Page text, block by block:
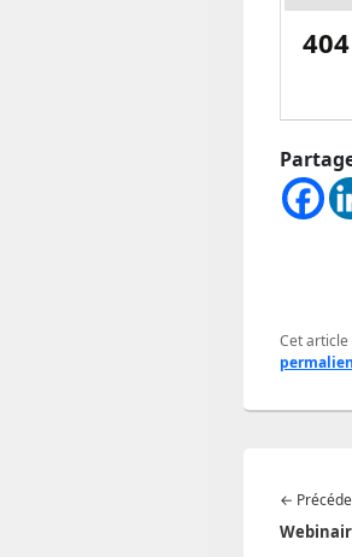
404
Cet article
permalien
de
←